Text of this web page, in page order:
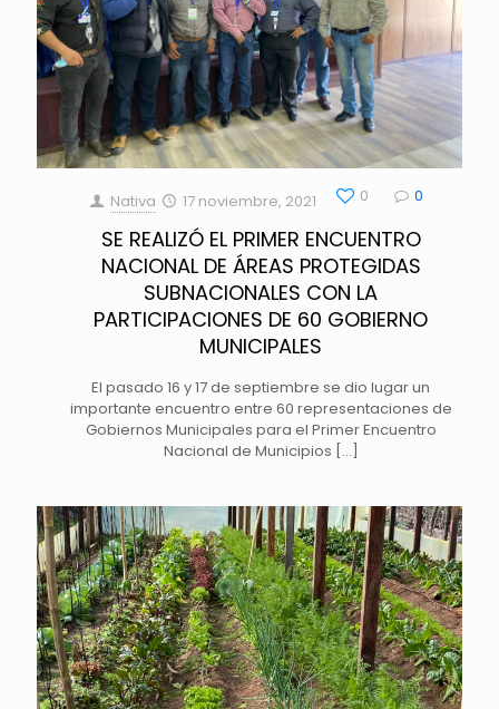
Nativa 17 noviembre, 2021 0 0
SE REALIZÓ EL PRIMER ENCUENTRO
NACIONAL DE ÁREAS PROTEGIDAS
SUBNACIONALES CON LA
PARTICIPACIONES DE 60 GOBIERNO
MUNICIPALES
El pasado 16 y 17 de septiembre se dio lugar un
importante encuentro entre 60 representaciones de
Gobiernos Municipales para el Primer Encuentro
Nacional de Municipios […]